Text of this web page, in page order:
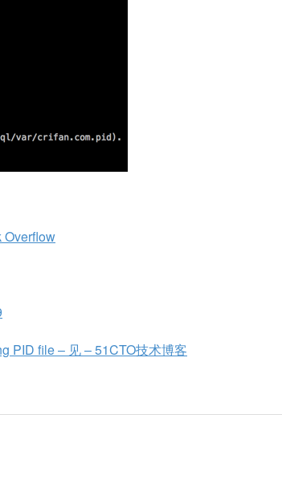
Overflow
PID file – 见 – 51CTO技术博客